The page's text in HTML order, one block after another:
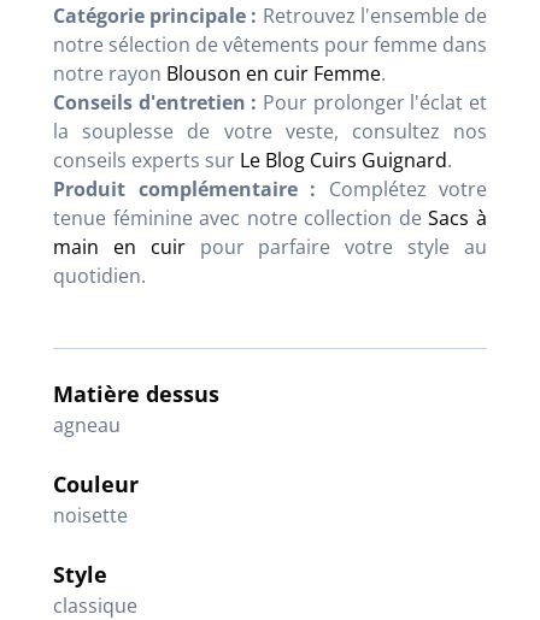
Catégorie principale : Retrouvez l'ensemble de
notre sélection de vêtements pour femme dans
notre rayon Blouson en cuir Femme.
Conseils d'entretien : Pour prolonger l'éclat et
la souplesse de votre veste, consultez nos
conseils experts sur Le Blog Cuirs Guignard.
Produit complémentaire : Complétez votre
tenue féminine avec notre collection deSacs à
main en cuirpour parfaire votre style au
quotidien.
Matière dessus
agneau
Couleur
noisette
Style
classique